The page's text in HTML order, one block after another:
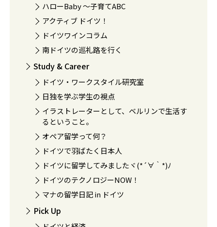
ハローBaby 〜子育てABC
アクティブ ドイツ！
ドイツワインコラム
南ドイツの巡礼路を行く
Study & Career
ドイツ・ワークスタイル研究室
日独を学ぶ学生の視点
イラストレーターとして、ベルリンで生活す
るということ。
オペア留学って何？
ドイツで羽ばたく日本人
ドイツに留学してみましたヾ(*´∀｀*)ﾉ
ドイツのテクノロジーNOW！
マナの留学日記 in ドイツ
Pick Up